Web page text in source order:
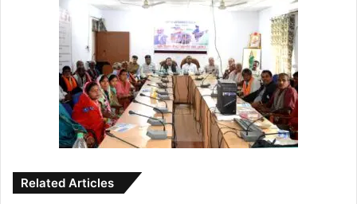
Related Articles